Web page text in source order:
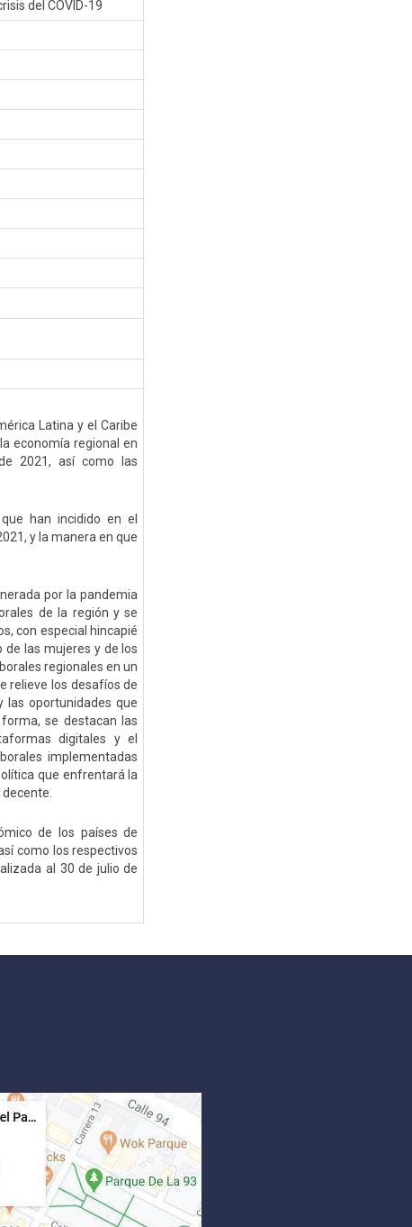
del COVID-19
Latina y el Caribe
economía regional en
2021, así como las
han incidido en el
y la manera en que
por la pandemia
de la región y se
con especial hincapié
las mujeres y de los
regionales en un
relieve los desafíos de
las oportunidades que
se destacan las
digitales y el
implementadas
que enfrentará la
de los países de
como los respectivos
al 30 de julio de